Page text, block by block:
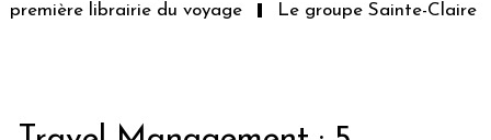
librairie du voyage Le groupe Sainte-Claire